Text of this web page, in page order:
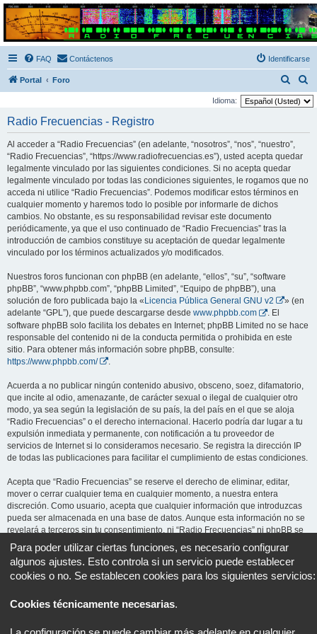
Radio Frecuencias
Foro de Radio Frecuencias
FAQ Contáctenos Identificarse
Portal Foro
u
u
a
Idioma:
Radio Frecuencias - Registro
Al acceder a “Radio Frecuencias” (en adelante, “nosotros”, “nos”, “nuestro”,
“Radio Frecuencias”, “https://www.radiofrecuencias.es”), usted acepta quedar
legalmente vinculado por las siguientes condiciones. Si no acepta quedar
legalmente vinculado por todas las condiciones siguientes, le rogamos que no
acceda ni utilice “Radio Frecuencias”. Podemos modificar estos términos en
cualquier momento y haremos todo lo posible por informarle de dichos
cambios. No obstante, es su responsabilidad revisar este documento
periódicamente, ya que el uso continuado de “Radio Frecuencias” tras la
introducción de cambios constituye su aceptación de quedar legalmente
vinculado por los términos actualizados y/o modificados.
Nuestros foros funcionan con phpBB (en adelante, “ellos”, “su”, “software
phpBB”, “www.phpbb.com”, “phpBB Limited”, “Equipo de phpBB”), una
solución de foro publicada bajo la « Licencia Pública General GNU v2
» (en
adelante “GPL”), que puede descargarse desde www.phpbb.com
. El
software phpBB solo facilita los debates en Internet; phpBB Limited no se hace
responsable del contenido ni de la conducta permitida o prohibida en este
sitio. Para obtener más información sobre phpBB, consulte:
https://www.phpbb.com/
.
Acuerda a no publicar ningún contenido abusivo, obsceno, soez, difamatorio,
que incite al odio, amenazante, de carácter sexual o ilegal de cualquier otro
modo, ya sea según la legislación de su país, la del país en el que se aloja
“Radio Frecuencias” o el derecho internacional. Hacerlo podría dar lugar a tu
expulsión inmediata y permanente, con notificación a tu proveedor de
servicios de Internet si lo consideramos necesario. Se registra la dirección IP
de todas las publicaciones para facilitar el cumplimiento de estas condiciones.
Acepta que “Radio Frecuencias” se reserve el derecho de eliminar, editar,
mover o cerrar cualquier tema en cualquier momento, a nuestra entera
discreción. Como usuario, acepta que cualquier información que introduzcas
pueda ser almacenada en una base de datos. Aunque esta información no se
revelará a terceros sin tu consentimiento, ni “Radio Frecuencias” ni phpBB se
harán responsables de ningún intento de piratería informática que pueda dar
lugar a la compromisión de los datos.
Para poder utilizar ciertas funciones, es necesario configurar
algunos ajustes. Esto controla si un servicio puede establecer
cookies o no. Se establecen cookies para los siguientes servicios:
Cookies técnicamente necesarias.